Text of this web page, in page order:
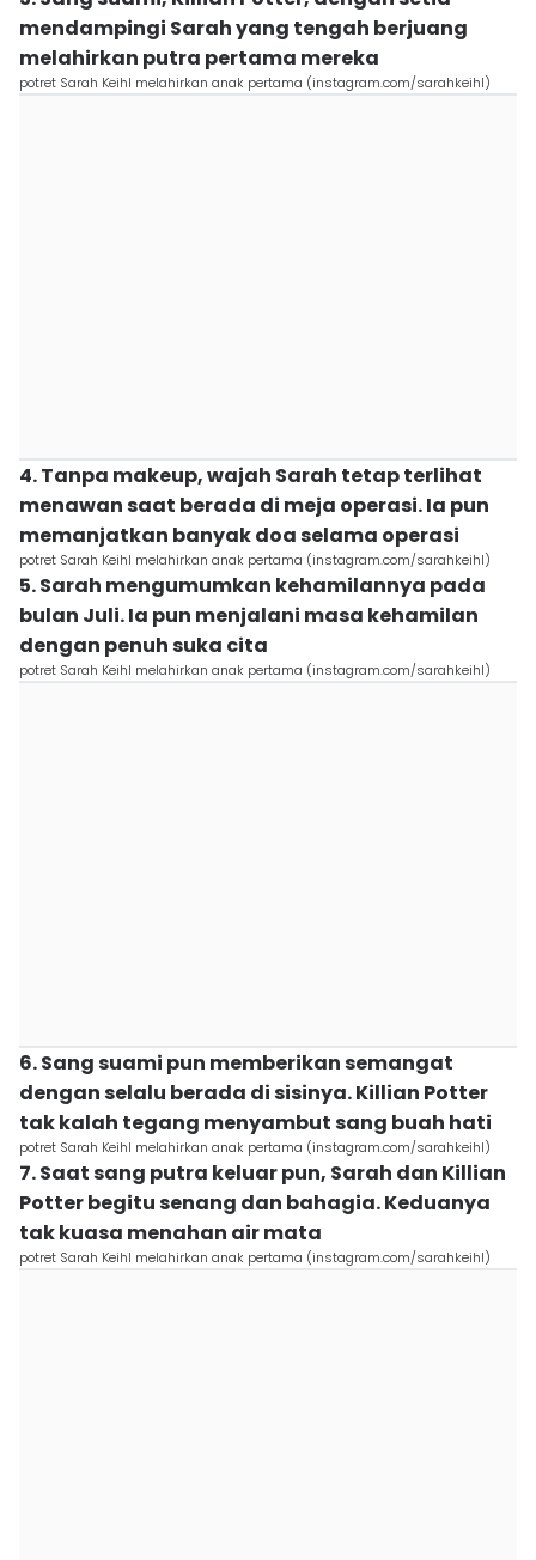
mendampingi Sarah yang tengah berjuang
melahirkan putra pertama mereka
potret Sarah Keihl melahirkan anak pertama (instagram.com/sarahkeihl)
4. Tanpa makeup, wajah Sarah tetap terlihat
menawan saat berada di meja operasi. Ia pun
memanjatkan banyak doa selama operasi
potret Sarah Keihl melahirkan anak pertama (instagram.com/sarahkeihl)
5. Sarah mengumumkan kehamilannya pada
bulan Juli. Ia pun menjalani masa kehamilan
dengan penuh suka cita
potret Sarah Keihl melahirkan anak pertama (instagram.com/sarahkeihl)
6. Sang suami pun memberikan semangat
dengan selalu berada di sisinya. Killian Potter
tak kalah tegang menyambut sang buah hati
potret Sarah Keihl melahirkan anak pertama (instagram.com/sarahkeihl)
7. Saat sang putra keluar pun, Sarah dan Killian
Potter begitu senang dan bahagia. Keduanya
tak kuasa menahan air mata
potret Sarah Keihl melahirkan anak pertama (instagram.com/sarahkeihl)